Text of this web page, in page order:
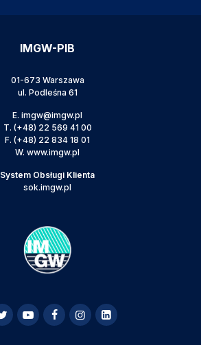
IMGW-PIB
01-673 Warszawa
ul. Podleśna 61
E. imgw@imgw.pl
T. (+48) 22 569 41 00
F. (+48) 22 834 18 01
W. www.imgw.pl
System Obsługi Klienta
sok.imgw.pl